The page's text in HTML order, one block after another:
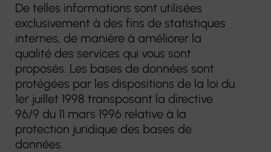
De telles informations sont utilisées
exclusivement à des fins de statistiques
internes, de manière à améliorer la
qualité des services qui vous sont
proposés. Les bases de données sont
protégées par les dispositions de la loi du
1er juillet 1998 transposant la directive
96/9 du 11 mars 1996 relative à la
protection juridique des bases de
données.